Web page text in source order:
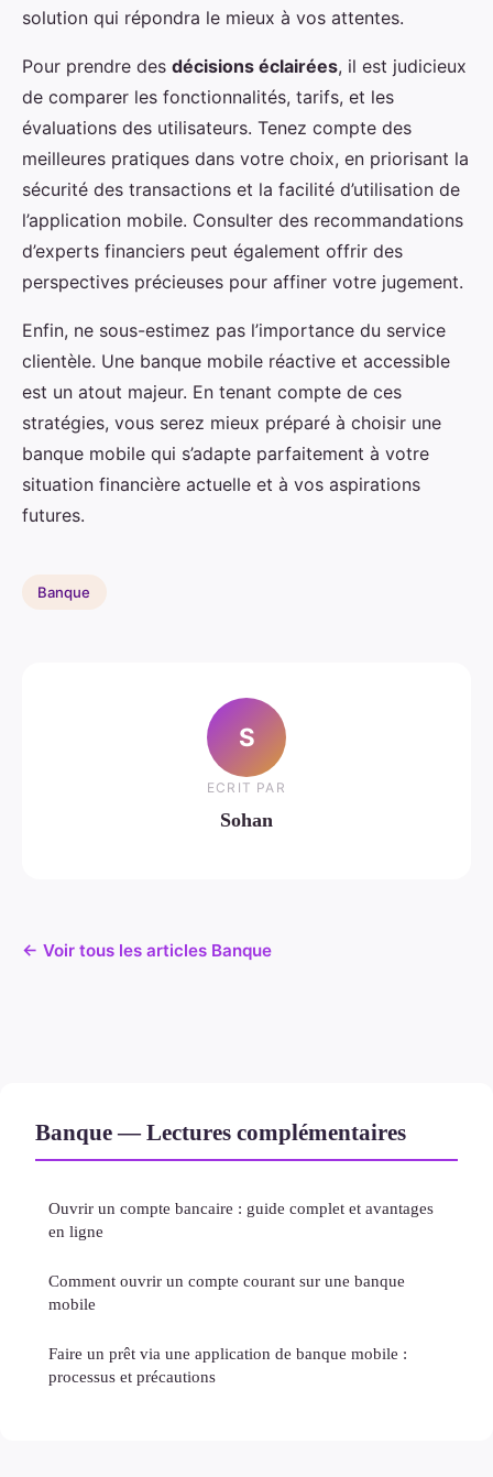
solution qui répondra le mieux à vos attentes.
Pour prendre des décisions éclairées, il est judicieux
de comparer les fonctionnalités, tarifs, et les
évaluations des utilisateurs. Tenez compte des
meilleures pratiques dans votre choix, en priorisant la
sécurité des transactions et la facilité d’utilisation de
l’application mobile. Consulter des recommandations
d’experts financiers peut également offrir des
perspectives précieuses pour affiner votre jugement.
Enfin, ne sous-estimez pas l’importance du service
clientèle. Une banque mobile réactive et accessible
est un atout majeur. En tenant compte de ces
stratégies, vous serez mieux préparé à choisir une
banque mobile qui s’adapte parfaitement à votre
situation financière actuelle et à vos aspirations
futures.
Banque
S
ECRIT PAR
Sohan
← Voir tous les articles Banque
Banque — Lectures complémentaires
Ouvrir un compte bancaire : guide complet et avantages
en ligne
Comment ouvrir un compte courant sur une banque
mobile
Faire un prêt via une application de banque mobile :
processus et précautions